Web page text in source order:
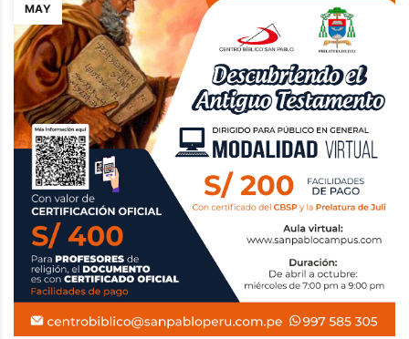
MAY